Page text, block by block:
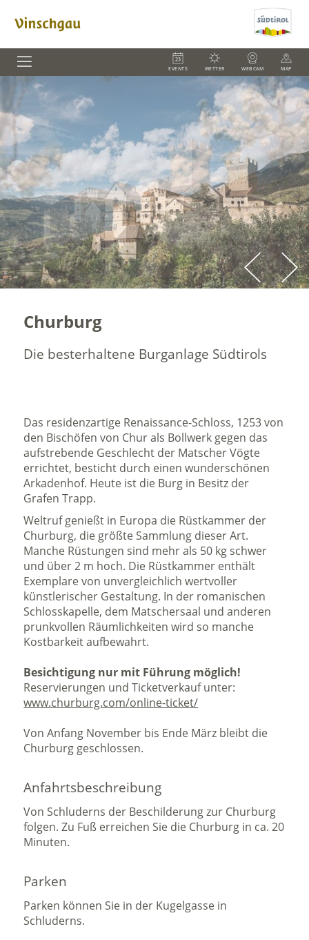
EVENTS WETTER WEBCAM MAP
Churburg
Die besterhaltene Burganlage Südtirols
Das residenzartige Renaissance-Schloss, 1253 von
den Bischöfen von Chur als Bollwerk gegen das
aufstrebende Geschlecht der Matscher Vögte
errichtet, besticht durch einen wunderschönen
Arkadenhof. Heute ist die Burg in Besitz der
Grafen Trapp.
Weltruf genießt in Europa die Rüstkammer der
Churburg, die größte Sammlung dieser Art.
Manche Rüstungen sind mehr als 50 kg schwer
und über 2 m hoch. Die Rüstkammer enthält
Exemplare von unvergleichlich wertvoller
künstlerischer Gestaltung. In der romanischen
Schlosskapelle, dem Matschersaal und anderen
prunkvollen Räumlichkeiten wird so manche
Kostbarkeit aufbewahrt.
Besichtigung nur mit Führung möglich!
Reservierungen und Ticketverkauf unter:
www.churburg.com/online-ticket/
Von Anfang November bis Ende März bleibt die
Churburg geschlossen.
Anfahrtsbeschreibung
Von Schluderns der Beschilderung zur Churburg
folgen. Zu Fuß erreichen Sie die Churburg in ca. 20
Minuten.
Parken
Parken können Sie in der Kugelgasse in
Schluderns.